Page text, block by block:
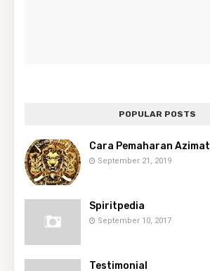
POPULAR POSTS
Cara Pemaharan Azimat
September 21, 2019
Spiritpedia
September 10, 2017
Testimonial